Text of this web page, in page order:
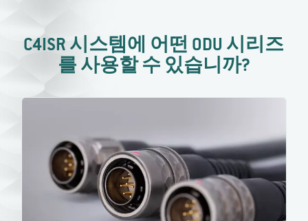
C4ISR 시스템에 어떤 ODU 시리즈
를 사용할 수 있습니까?